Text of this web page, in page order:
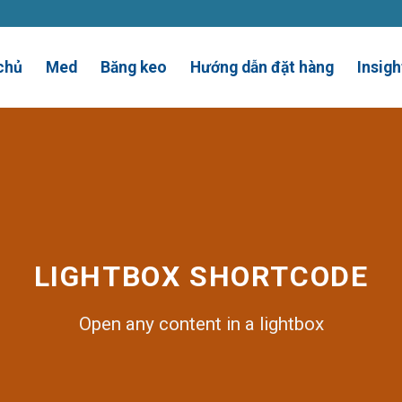
Med Băng keo Hướng dẫn đặt hàng
LIGHTBOX SHORTCODE
Open any content in a lightbox